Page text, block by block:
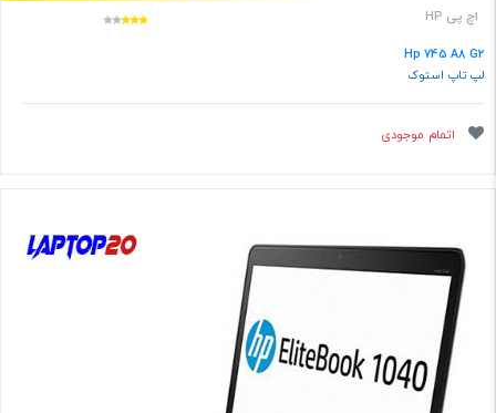
اچ پی HP
Hp 745 A8 G2
لپ تاپ استوک
اتمام موجودی